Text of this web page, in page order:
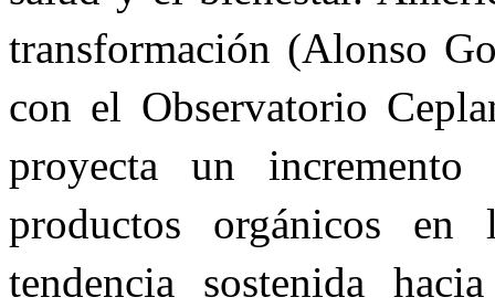
transformación (Alonso
con el Observatorio
proyecta un
productos orgánicos
tendencia sostenida